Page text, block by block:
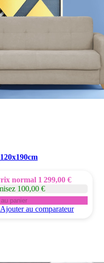
normal 1 299,00 €
100,00 €
panier
Ajouter au comparateur